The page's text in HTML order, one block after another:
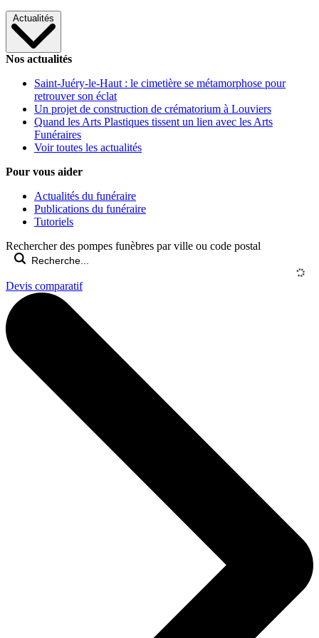
Actualités
Nos actualités
Saint-Juéry-le-Haut : le cimetière se métamorphose pour
retrouver son éclat
Un projet de construction de crématorium à Louviers
Quand les Arts Plastiques tissent un lien avec les Arts
Funéraires
Voir toutes les actualités
Pour vous aider
Actualités du funéraire
Publications du funéraire
Tutoriels
Rechercher des pompes funèbres par ville ou code postal
Devis comparatif